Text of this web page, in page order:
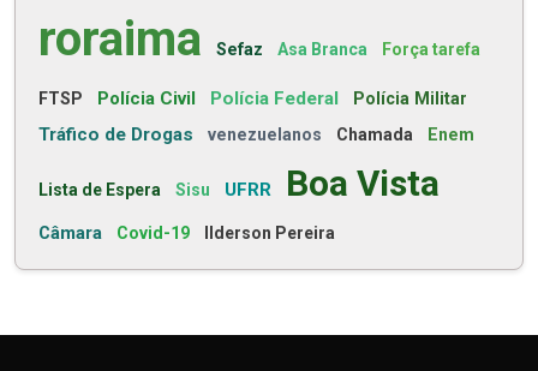
roraima Sefaz Asa Branca Força tarefa
FTSP Polícia Civil Polícia Federal Polícia Militar
Tráfico de Drogas venezuelanos Chamada Enem
Lista de Espera Sisu UFRR Boa Vista
Câmara Covid-19 Ilderson Pereira